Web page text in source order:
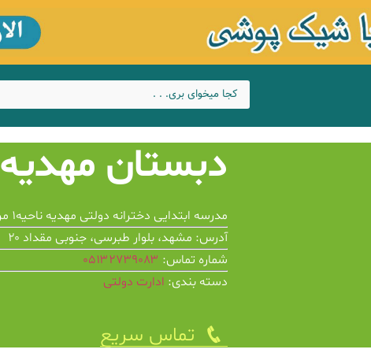
دبستان مهدیه
مدرسه ابتدایی دخترانه دولتی مهدیه ناحیه۱ مرکز استان خراسان رضوی، مشهد
آدرس: مشهد، بلوار طبرسی، جنوبی مقداد ۲۰
شماره تماس: ۰۵۱۳۲۷۳۹۰۸۳
دسته بندی: ادارت دولتی
تماس سریع